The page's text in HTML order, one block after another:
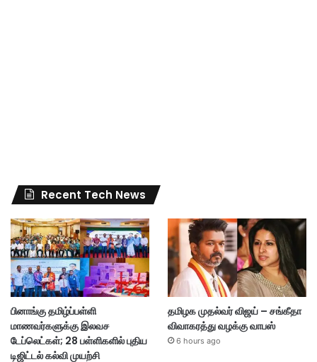
Recent Tech News
பினாங்கு தமிழ்ப்பள்ளி
மாணவர்களுக்கு இலவச
டேப்லெட்கள்; 28 பள்ளிகளில் புதிய
டிஜிட்டல் கல்வி முயற்சி
தமிழக முதல்வர் விஜய் – சங்கீதா
விவாகரத்து வழக்கு வாபஸ்
6 hours ago